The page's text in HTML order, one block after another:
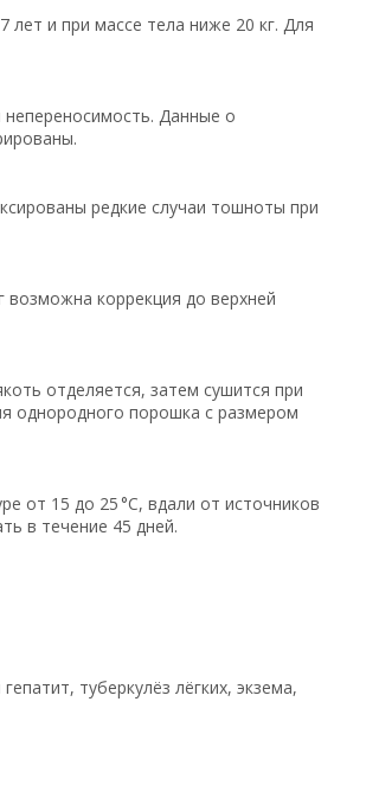
и при массе тела ниже 20 кг. Для
непереносимость. Данные о
редкие случаи тошноты при
возможна коррекция до верхней
отделяется, затем сушится при
однородного порошка с размером
от 15 до 25 °C, вдали от источников
в течение 45 дней.
туберкулёз лёгких, экзема,